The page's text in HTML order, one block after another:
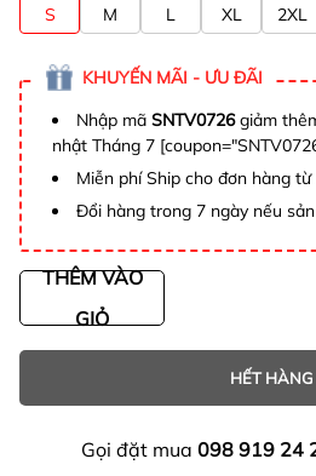
S M L XL 2XL
KHUYẾN MÃI - ƯU ĐÃI
Nhập mã SNTV0726giảm
nhật Tháng 7
Miễn phí Ship cho đơn hàng từ
Đổi hàng trong 7 ngày nếu
THÊM VÀO
GIỎ
HẾT HÀNG
Gọi đặt mua 098 919 24